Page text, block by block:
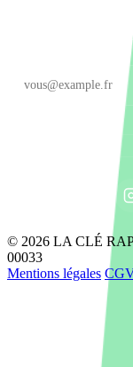
Un email par mois
© 2026 LA CLÉ
00033
Mentions légales